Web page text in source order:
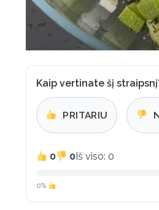
Kaip vertinate šį
PRITARIU
0 0 Iš viso: 0
0%